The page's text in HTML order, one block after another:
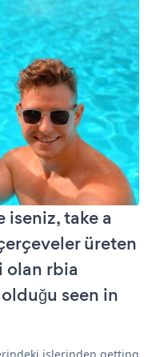
take a
üreten
olan rbia
seen in
işlerinden getting